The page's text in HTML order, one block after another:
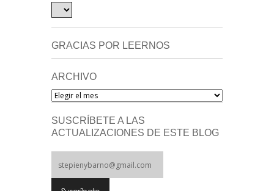
GRACIAS POR LEERNOS
ARCHIVO
Archivo
SUSCRÍBETE A LAS
ACTUALIZACIONES DE ESTE BLOG